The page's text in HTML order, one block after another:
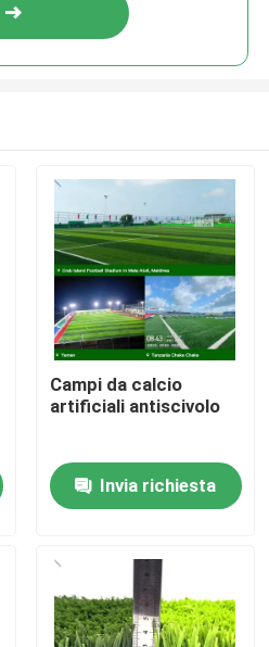
Campi da calcio
artificiali antiscivolo
Invia richiesta